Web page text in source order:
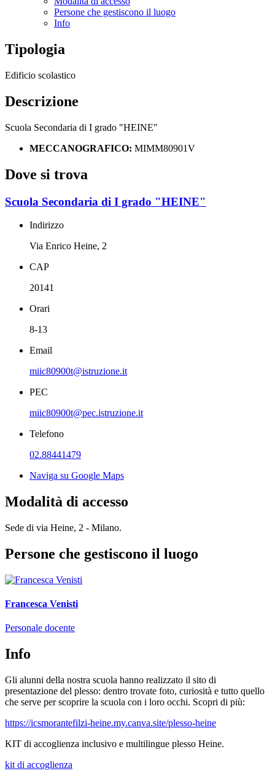
Persone che gestiscono il luogo
Info
Tipologia
Edificio scolastico
Descrizione
Scuola Secondaria di I grado "HEINE"
MECCANOGRAFICO: MIMM80901V
Dove si trova
Scuola Secondaria di I grado "HEINE"
Indirizzo
Via Enrico Heine, 2
CAP
20141
Orari
8-13
Email
miic80900t@istruzione.it
PEC
miic80900t@pec.istruzione.it
Telefono
02.88441479
Naviga su Google Maps
Modalità di accesso
Sede di via Heine, 2 - Milano.
Persone che gestiscono il luogo
Francesca Venisti
Personale docente
Info
Gli alunni della nostra scuola hanno realizzato il sito di
presentazione del plesso: dentro trovate foto, curiosità e tutto quello
che serve per scoprire la scuola con i loro occhi. Scopri di più:
https://icsmorantefilzi-heine.my.canva.site/plesso-heine
KIT di accoglienza inclusivo e multilingue plesso Heine.
kit di accoglienza